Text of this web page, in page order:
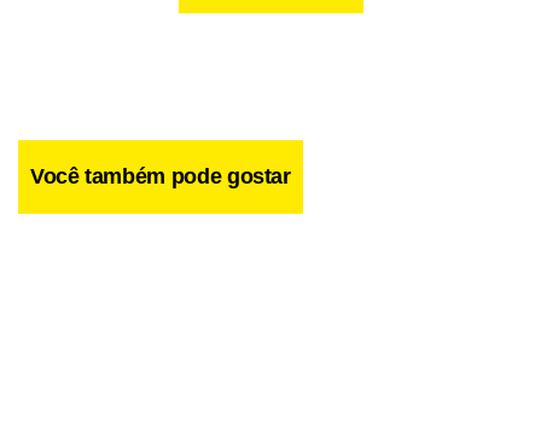
Você também pode gostar